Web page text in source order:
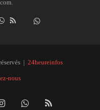
WhatsAppDailymotion
| 24heureinfos
nous
InstagramWhatsApp
RSS